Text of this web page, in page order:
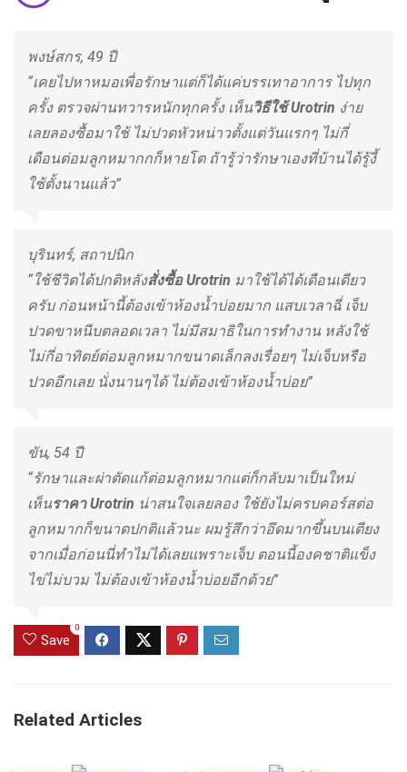
พงษ์สกร, 49 ปี
“เคยไปหาหมอเพื่อรักษาแต่ก็ได้แค่บรรเทาอาการ ไปทุก
ครั้ง ตรวจผ่านทวารหนักทุกครั้ง เห็นวิธีใช้Urotrin ง่าย
เลยลองซื้อมาใช้ ไม่ปวดหัวหน่าวตั้งแต่วันแรกๆ ไม่กี่
เดือนต่อมลูกหมากกก็หายโต ถ้ารู้ว่ารักษาเองที่บ้านได้รู้งี้
ใช้ตั้งนานแล้ว”
บุรินทร์, สถาปนิก
“ใช้ชีวิตได้ปกติหลังสั่งซื้อUrotrin มาใช้ได้ได้เดือนเดียว
ครับ ก่อนหน้านี้ต้องเข้าห้องน้ำบ่อยมาก แสบเวลาฉี่ เจ็บ
ปวดขาหนีบตลอดเวลา ไม่มีสมาธิในการทำงาน หลังใช้
ไม่กี่อาทิตย์ต่อมลูกหมากขนาดเล็กลงเรื่อยๆ ไม่เจ็บหรือ
ปวดอีกเลย นั่งนานๆได้ ไม่ต้องเข้าห้องน้ำบ่อย”
ขัน, 54 ปี
“รักษาและผ่าตัดแก้ต่อมลูกหมากแต่ก็กลับมาเป็นใหม่
เห็นราคาUrotrin น่าสนใจเลยลอง ใช้ยังไม่ครบคอร์สต่อ
ลูกหมากก็ขนาดปกติแล้วนะ ผมรู้สึกว่าอึดมากขึ้นบนเตียง
จากเมื่อก่อนนี่ทำไม่ได้เลยแพราะเจ็บ ตอนนี้องคชาติแข็ง
ไข่ไม่บวม ไม่ต้องเข้าห้องน้ำบ่อยอีกด้วย”
Save
0
Related Articles